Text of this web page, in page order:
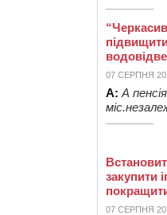
07 СЕРПНЯ
А: А
закупити
07 СЕРПНЯ